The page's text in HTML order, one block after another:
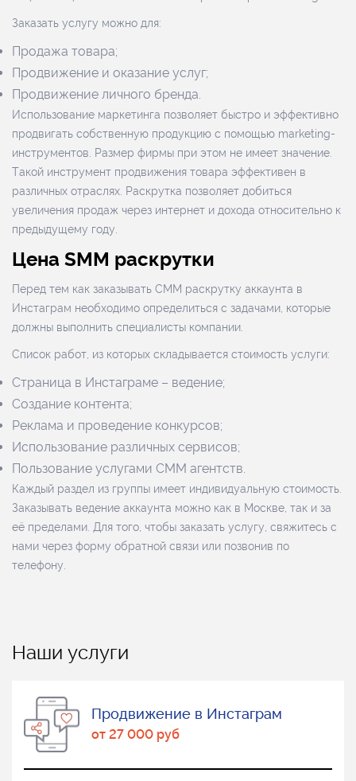
Заказать услугу можно для:
Продажа товара;
Продвижение и оказание услуг;
Продвижение личного бренда.
Использование маркетинга позволяет быстро и эффективно
продвигать собственную продукцию с помощью marketing-
инструментов. Размер фирмы при этом не имеет значение.
Такой инструмент продвижения товара эффективен в
различных отраслях. Раскрутка позволяет добиться
увеличения продаж через интернет и дохода относительно к
предыдущему году.
Цена SMM раскрутки
Перед тем как заказывать СММ раскрутку аккаунта в
Инстаграм необходимо определиться с задачами, которые
должны выполнить специалисты компании.
Список работ, из которых складывается стоимость услуги:
Страница в Инстаграме – ведение;
Создание контента;
Реклама и проведение конкурсов;
Использование различных сервисов;
Пользование услугами СММ агентств.
Каждый раздел из группы имеет индивидуальную стоимость.
Заказывать ведение аккаунта можно как в Москве, так и за
её пределами. Для того, чтобы заказать услугу, свяжитесь с
нами через форму обратной связи или позвонив по
телефону.
Наши услуги
Продвижение в Инстаграм
от 27 000 руб